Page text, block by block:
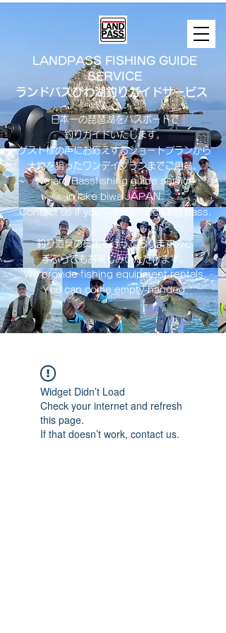
LANDPASS FISHING GUIDE
SERVICE
ランドパスびわ湖釣りガイドサービス
日本一の琵琶湖をバスボートで
釣りガイドいたします。
​ゲスト様の声にお応えするショートプランから
大物を狙ったワンデイプランまでご用意。
​We are Bassfishing guide service
in lake biwa ​JAPAN.
Contact us if you wanna catch big bass.
釣り道具の貸出も行っておりますので
手ぶらでもお楽しみいただけます。
We provide fishing equipment rentals.
You can come empty-handed.
Widget Didn’t Load
Check your internet and refresh
this page.
If that doesn’t work, contact us.